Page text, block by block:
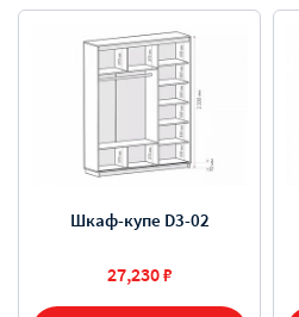
Шкаф-купе D3-02
27,230 ₽